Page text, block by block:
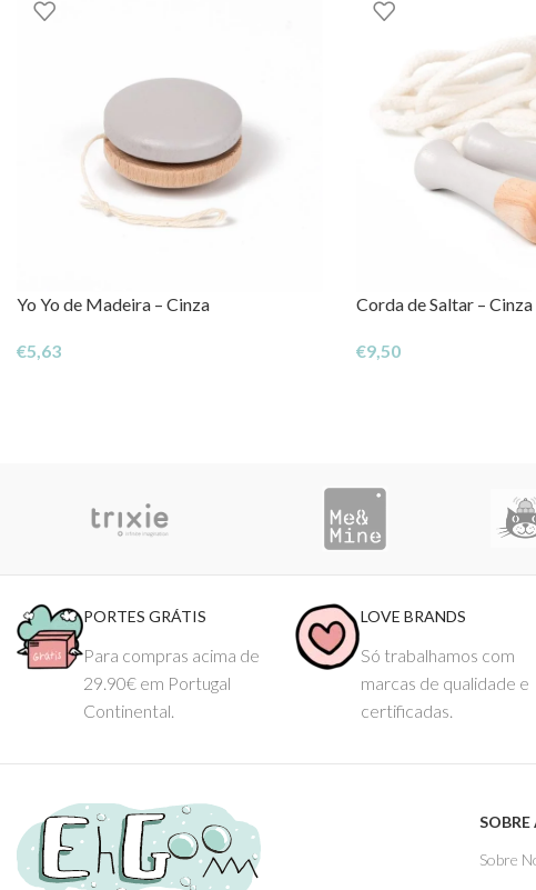
Yo Yo de Madeira – Cinza
€5,63
Corda de Saltar – Cinza
€9,50
PORTES GRÁTIS
Para compras acima de
29.90€ em Portugal
Continental.
LOVE BRANDS
Só trabalhamos com
marcas de qualidade e
certificadas.
Sobre